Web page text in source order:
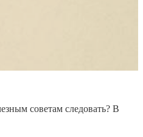
советам следовать? В